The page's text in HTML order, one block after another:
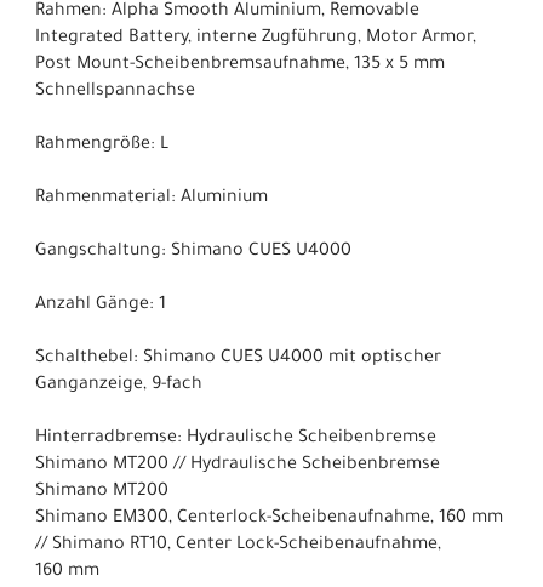
Rahmen: Alpha Smooth Aluminium, Removable
Integrated Battery, interne Zugführung, Motor Armor,
Post Mount-Scheibenbremsaufnahme, 135 x 5 mm
Schnellspannachse
Rahmengröße: L
Rahmenmaterial: Aluminium
Gangschaltung: Shimano CUES U4000
Anzahl Gänge: 1
Schalthebel: Shimano CUES U4000 mit optischer
Ganganzeige, 9-fach
Hinterradbremse: Hydraulische Scheibenbremse
Shimano MT200 // Hydraulische Scheibenbremse
Shimano MT200
Shimano EM300, Centerlock-Scheibenaufnahme, 160 mm
// Shimano RT10, Center Lock-Scheibenaufnahme,
160 mm